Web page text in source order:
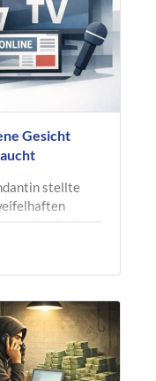
Gesicht
stellte
vollständig